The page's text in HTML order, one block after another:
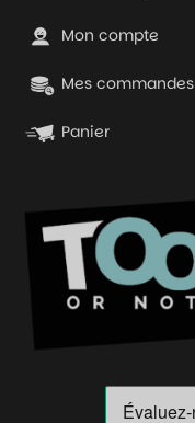
Mon compte
Mes commandes
Panier